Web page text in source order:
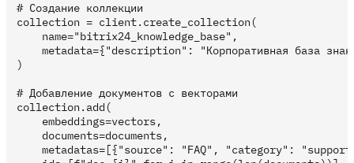
# Создание коллекции
collection = client.create_collection(
    name="bitrix24_knowledge_base",
metadata={"description": "Корпоративная база
)
# Добавление документов с векторами
collection.add(
    embeddings=vectors,
    documents=documents,
metadatas=[{"source": "FAQ", "category":